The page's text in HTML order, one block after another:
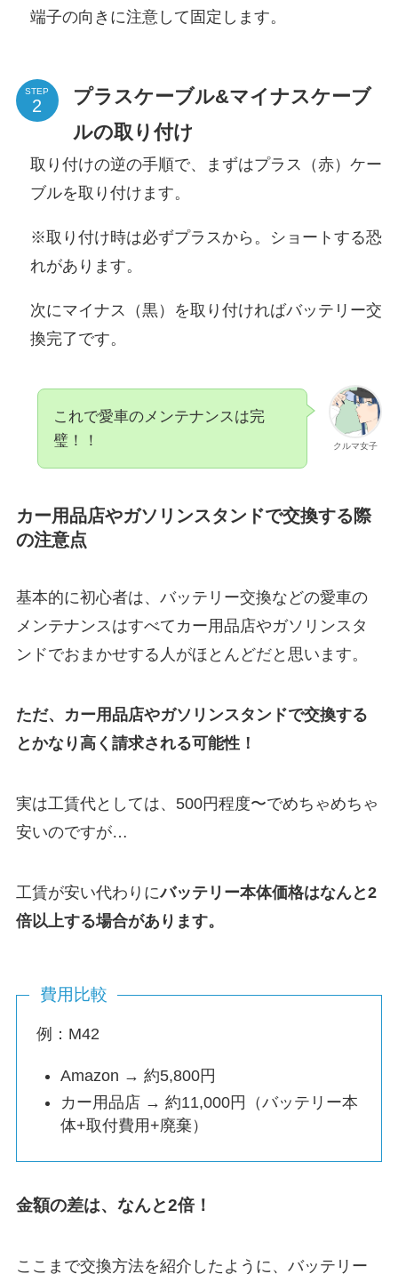
端子の向きに注意して固定します。
STEP
プラスケーブル&マイナスケーブ
ルの取り付け
取り付けの逆の手順で、まずはプラス（赤）ケー
ブルを取り付けます。
※取り付け時は必ずプラスから。ショートする恐
れがあります。
次にマイナス（黒）を取り付ければバッテリー交
換完了です。
クルマ女子
これで愛車のメンテナンスは完
璧！！
カー用品店やガソリンスタンドで交換する際
の注意点
基本的に初心者は、バッテリー交換などの愛車の
メンテナンスはすべてカー用品店やガソリンスタ
ンドでおまかせする人がほとんどだと思います。
ただ、カー用品店やガソリンスタンドで交換する
とかなり高く請求される可能性！
実は工賃代としては、500円程度〜でめちゃめちゃ
安いのですが…
工賃が安い代わりにバッテリー本体価格はなんと2
倍以上する場合があります。
費用比較
例：M42
Amazon → 約5,800円
カー用品店 → 約11,000円（バッテリー本
体+取付費用+廃棄）
金額の差は、なんと2倍！
ここまで交換方法を紹介したように、バッテリー